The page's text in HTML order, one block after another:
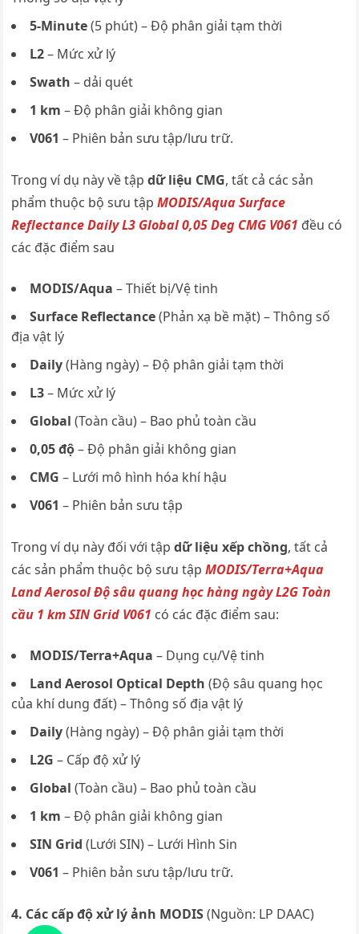
5-Minute(5 phút) – Độ phân giải tạm thời
L2– Mức xử lý
Swath– dải quét
1 km – Độ phân giải không gian
V061– Phiên bản sưu tập/lưu trữ.
Trong ví dụ này về tập dữ liệu CMG, tất cả các sản
phẩm thuộc bộ sưu tậpMODIS/Aqua Surface
Reflectance Daily L3 Global 0,05 Deg CMG V061 đều có
các đặc điểm sau
MODIS/Aqua – Thiết bị/Vệ tinh
Surface Reflectance(Phản xạ bề mặt) – Thông số
địa vật lý
Daily(Hàng ngày) – Độ phân giải tạm thời
L3– Mức xử lý
Global(Toàn cầu) – Bao phủ toàn cầu
0,05 độ– Độ phân giải không gian
CMG– Lưới mô hình hóa khí hậu
V061– Phiên bản sưu tập
Trong ví dụ này đối với tập dữ liệu xếp chồng, tất cả
các sản phẩm thuộc bộ sưu tậpMODIS/Terra+Aqua
Land Aerosol Độ sâu quang học hàng ngày L2G Toàn
cầu 1 km SIN Grid V061 có các đặc điểm sau:
MODIS/Terra+Aqua – Dụng cụ/Vệ tinh
Land Aerosol Optical Depth (Độ sâu quang học
của khí dung đất) – Thông số địa vật lý
Daily(Hàng ngày) – Độ phân giải tạm thời
L2G– Cấp độ xử lý
Global (Toàn cầu) – Bao phủ toàn cầu
1 km – Độ phân giải không gian
SIN Grid (Lưới SIN) – Lưới Hình Sin
V061– Phiên bản sưu tập/lưu trữ.
4. Các cấp độ xử lý ảnh MODIS(Nguồn: LP DAAC)